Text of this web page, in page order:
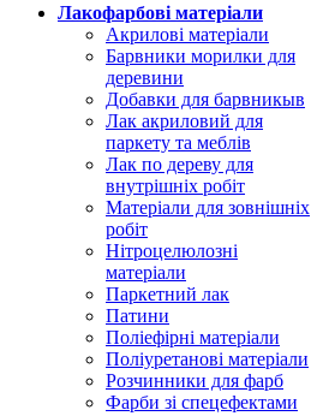
Лакофарбові матеріали
Акрилові матеріали
Барвники морилки для
деревини
Добавки для барвникыв
Лак акриловий для
паркету та меблів
Лак по дереву для
внутрішніх робіт
Матеріали для зовнішніх
робіт
Нітроцелюлозні
матеріали
Паркетний лак
Патини
Поліефірні матеріали
Поліуретанові матеріали
Розчинники для фарб
Фарби зі спецефектами